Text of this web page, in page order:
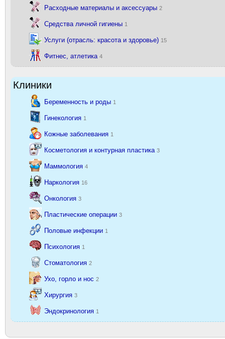
Расходные материалы и аксессуары 2
Средства личной гигиены 1
Услуги (отрасль: красота и здоровье) 15
Фитнес, атлетика 4
Клиники
Беременность и роды 1
Гинекология 1
Кожные заболевания 1
Косметология и контурная пластика 3
Маммология 4
Наркология 16
Онкология 3
Пластические операции 3
Половые инфекции 1
Психология 1
Стоматология 2
Ухо, горло и нос 2
Хирургия 3
Эндокринология 1